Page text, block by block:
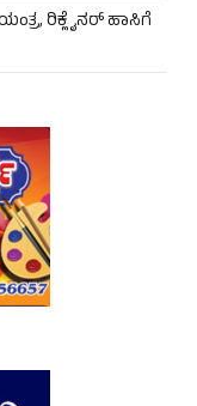
ರಿಕ್ಲೈನರ್ ಹಾಸಿಗೆ